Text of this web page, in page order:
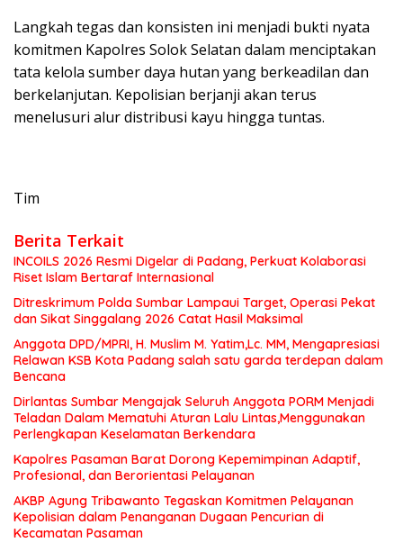
Langkah tegas dan konsisten ini menjadi bukti nyata
komitmen Kapolres Solok Selatan dalam menciptakan
tata kelola sumber daya hutan yang berkeadilan dan
berkelanjutan. Kepolisian berjanji akan terus
menelusuri alur distribusi kayu hingga tuntas.
Tim
Berita Terkait
INCOILS 2026 Resmi Digelar di Padang, Perkuat Kolaborasi
Riset Islam Bertaraf Internasional
Ditreskrimum Polda Sumbar Lampaui Target, Operasi Pekat
dan Sikat Singgalang 2026 Catat Hasil Maksimal
Anggota DPD/MPRI, H. Muslim M. Yatim,Lc. MM, Mengapresiasi
Relawan KSB Kota Padang salah satu garda terdepan dalam
Bencana
Dirlantas Sumbar Mengajak Seluruh Anggota PORM Menjadi
Teladan Dalam Mematuhi Aturan Lalu Lintas,Menggunakan
Perlengkapan Keselamatan Berkendara
Kapolres Pasaman Barat Dorong Kepemimpinan Adaptif,
Profesional, dan Berorientasi Pelayanan
AKBP Agung Tribawanto Tegaskan Komitmen Pelayanan
Kepolisian dalam Penanganan Dugaan Pencurian di
Kecamatan Pasaman